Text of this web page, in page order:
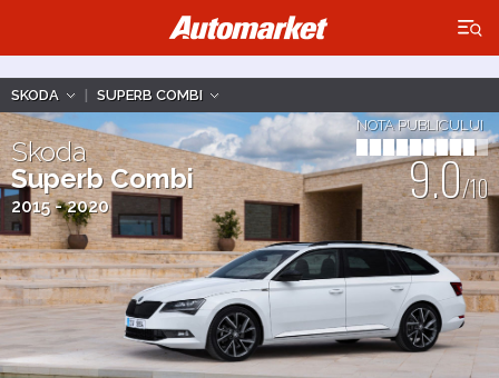
×
SKODA | SUPERB COMBI
Skoda
Superb Combi
2015 - 2020
NOTA PUBLICULUI
9.0/10